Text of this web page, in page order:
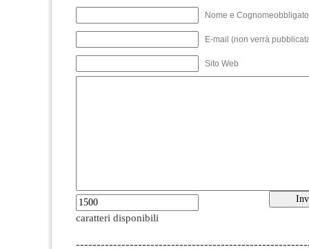
Nome e
E-mail (non verrà
Sito Web
caratteri disponibili